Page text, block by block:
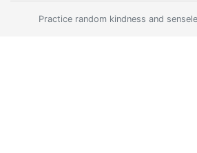
Practice random kindness and